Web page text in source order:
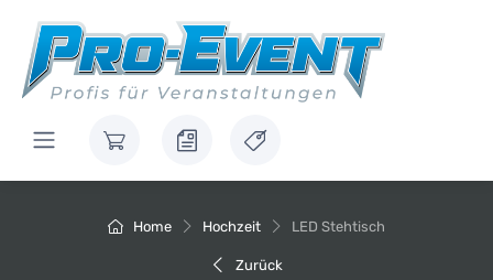
Home Hochzeit LED Stehtisch
Zurück